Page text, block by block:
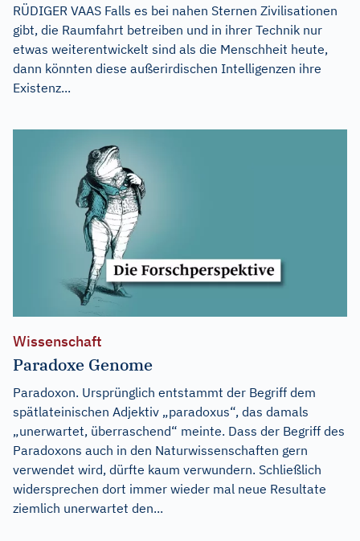
RÜDIGER VAAS Falls es bei nahen Sternen Zivilisationen
gibt, die Raumfahrt betreiben und in ihrer Technik nur
etwas weiterentwickelt sind als die Menschheit heute,
dann könnten diese außerirdischen Intelligenzen ihre
Existenz...
Wissenschaft
Paradoxe Genome
Paradoxon. Ursprünglich entstammt der Begriff dem
spätlateinischen Adjektiv „paradoxus“, das damals
„unerwartet, überraschend“ meinte. Dass der Begriff des
Paradoxons auch in den Naturwissenschaften gern
verwendet wird, dürfte kaum verwundern. Schließlich
widersprechen dort immer wieder mal neue Resultate
ziemlich unerwartet den...